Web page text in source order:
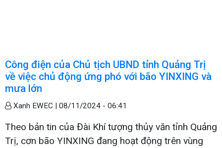
Công điện của Chủ tịch UBND tỉnh Quảng Trị
về việc chủ động ứng phó với bão YINXING và
mưa lớn
Xanh EWEC | 08/11/2024 - 06:41
Theo bản tin của Đài Khí tượng thủy văn tỉnh Quảng
Trị, cơn bão YINXING đang hoạt động trên vùng